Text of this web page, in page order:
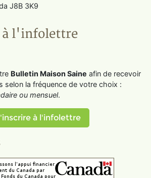
J8B 3K9
l'infolettre
Bulletin Maison Saine afin de recevoir
selon la fréquence de votre choix :
ou mensuel.
à l'infolettre